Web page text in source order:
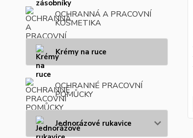
OCHRANNÁ A PRACOVNÍ
KOSMETIKA
Krémy na ruce
OCHRANNÉ PRACOVNÍ
POMŮCKY
Jednorázové rukavice